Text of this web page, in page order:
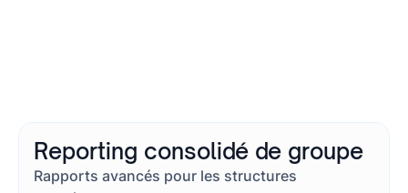
Reporting consolidé de groupe
Rapports avancés pour les structures